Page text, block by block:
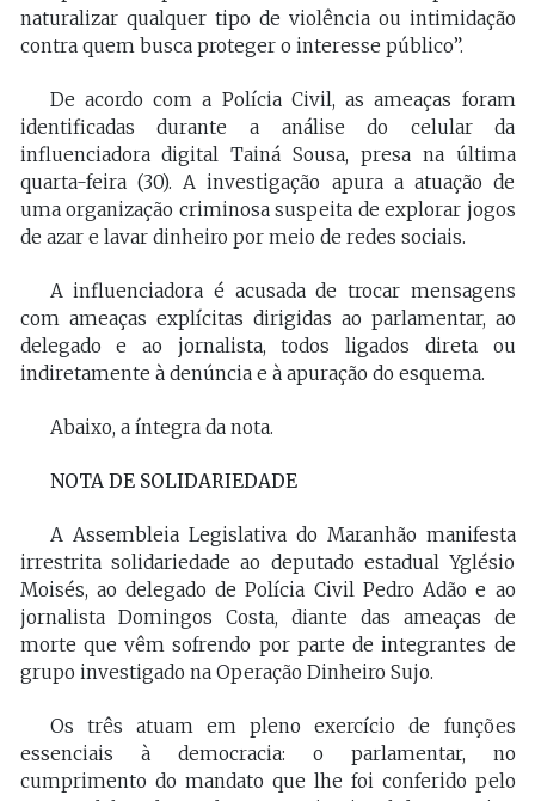
naturalizar qualquer tipo de violência ou intimidação
contra quem busca proteger o interesse público”.
De acordo com a Polícia Civil, as ameaças foram
identificadas durante a análise do celular da
influenciadora digital Tainá Sousa, presa na última
quarta-feira (30). A investigação apura a atuação de
uma organização criminosa suspeita de explorar jogos
de azar e lavar dinheiro por meio de redes sociais.
A influenciadora é acusada de trocar mensagens
com ameaças explícitas dirigidas ao parlamentar, ao
delegado e ao jornalista, todos ligados direta ou
indiretamente à denúncia e à apuração do esquema.
Abaixo, a íntegra da nota.
NOTA DE SOLIDARIEDADE
A Assembleia Legislativa do Maranhão manifesta
irrestrita solidariedade ao deputado estadual Yglésio
Moisés, ao delegado de Polícia Civil Pedro Adão e ao
jornalista Domingos Costa, diante das ameaças de
morte que vêm sofrendo por parte de integrantes de
grupo investigado na Operação Dinheiro Sujo.
Os três atuam em pleno exercício de funções
essenciais à democracia: o parlamentar, no
cumprimento do mandato que lhe foi conferido pelo